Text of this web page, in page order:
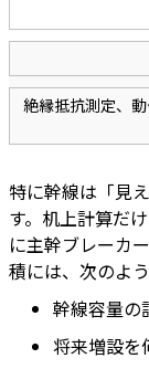
絶縁抵抗測定、
特に幹線は「見
す。机上計算だ
に主幹ブレーカ
積には、次のよ
幹線容量の
将来増設を